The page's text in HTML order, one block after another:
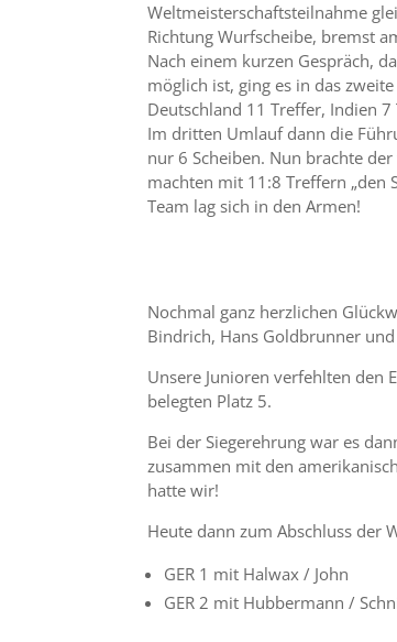
Weltmeisterschaftsteilnahme
Richtung Wurfscheibe, bremst
Nach einem kurzen Gespräch,
möglich ist, ging es in das
Deutschland 11 Treffer, Indien
Im dritten Umlauf dann die
nur 6 Scheiben. Nun brachte
machten mit 11:8 Treffern „den
Team lag sich in den Armen!
Nochmal ganz herzlichen
Bindrich, Hans Goldbrunner
Unsere Junioren verfehlten den
belegten Platz 5.
Bei der Siegerehrung war es
zusammen mit den
hatte wir!
Heute dann zum Abschluss der
GER 1 mit Halwax / John
GER 2 mit Hubbermann /